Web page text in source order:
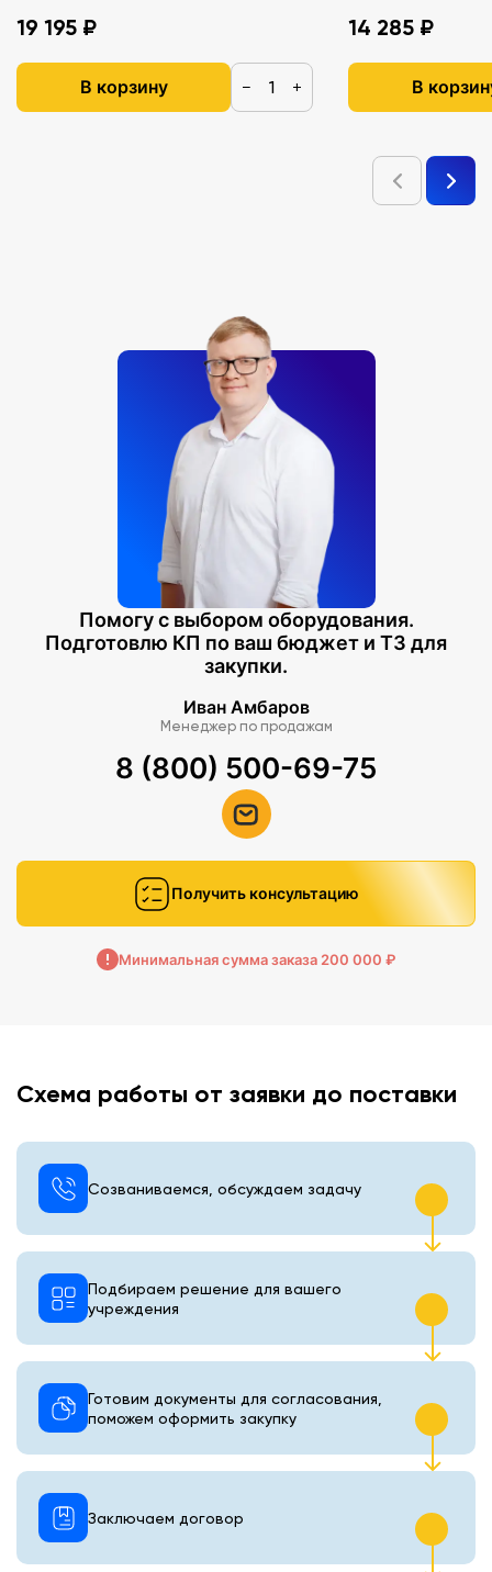
19 195 ₽
В корзину − +
14 285 ₽
В
Помогу с выбором оборудования.
Подготовлю КП по ваш бюджет и ТЗ для
закупки.
Иван Амбаров
Менеджер по продажам
8 (800) 500-69-75
Получить консультацию
Минимальная сумма заказа 200 000 ₽
Схема работы от заявки до поставки
Созваниваемся, обсуждаем задачу
Подбираем решение для вашего
учреждения
Готовим документы для согласования,
поможем оформить закупку
Заключаем договор